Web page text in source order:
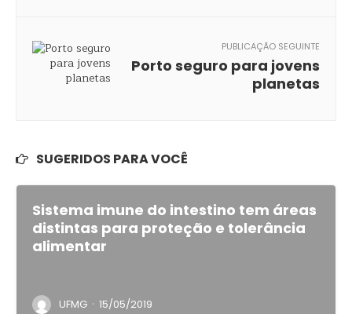
PUBLICAÇÃO SEGUINTE
Porto seguro para jovens
planetas
SUGERIDOS PARA VOCÊ
Sistema imune do intestino tem áreas
distintas para proteção e tolerância
alimentar
UFMG · 15/05/2019